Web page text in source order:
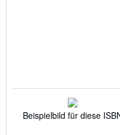
Beispielbild für diese